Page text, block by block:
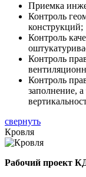
Приемка
Контроль
конструкций;
Контроль
Контроль
Контроль
заполнение,
свернуть
Кровля
Рабочий проект